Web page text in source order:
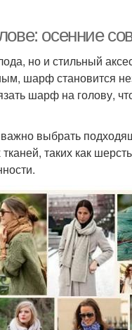
осенние
но и стильный
шарф становится
шарф на голову,
выбрать
таких как